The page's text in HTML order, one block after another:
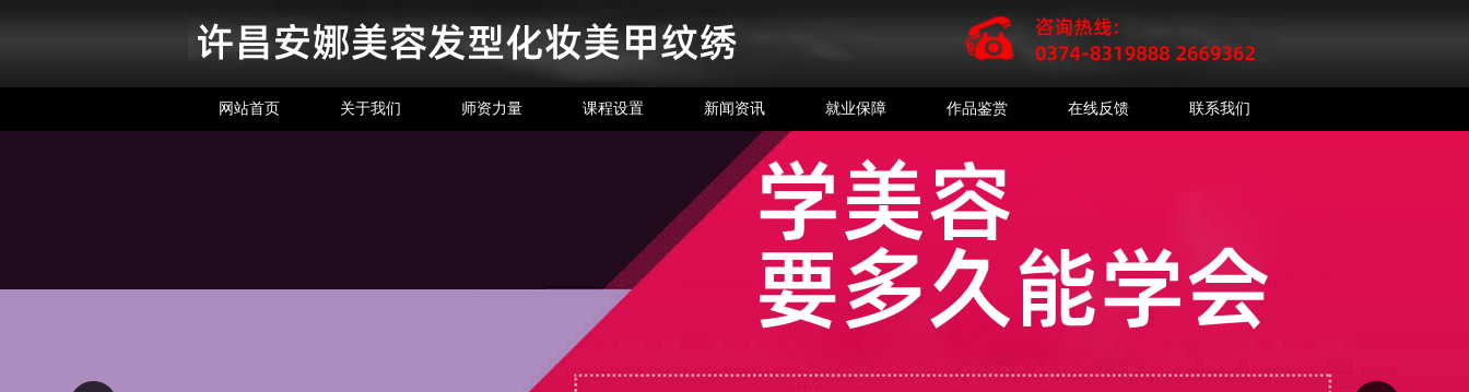
网站首页 关于我们 师资力量 课程设置 新闻资讯 就业保障 作品鉴赏 在线反馈 联系我们